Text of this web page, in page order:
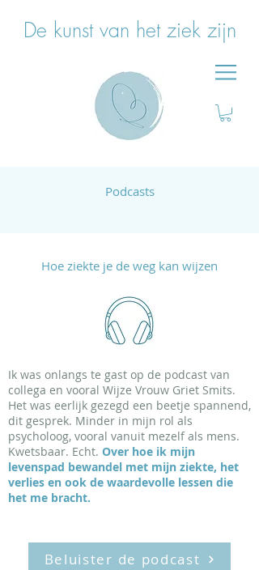
De kunst van het ziek zijn
Podcasts
Hoe ziekte je de weg kan wijzen
Ik was onlangs te gast op de podcast van
collega en vooral Wijze Vrouw Griet Smits.
Het was eerlijk gezegd een beetje spannend,
dit gesprek. Minder in mijn rol als
psycholoog, vooral vanuit mezelf als mens.
Kwetsbaar. Echt. Over hoe ik mijn
levenspad bewandel met mijn ziekte, het
verlies en ook de waardevolle lessen die
het me bracht.
Beluister de podcast